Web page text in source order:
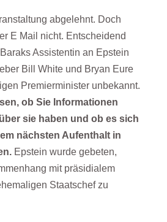
abgelehnt. Doch
E Mail nicht. Entscheidend
Assistentin an Epstein
Bill White und Bryan Eure
Premierminister unbekannt.
ob Sie Informationen
sie haben und ob es sich
nächsten Aufenthalt in
Epstein wurde gebeten,
mit präsidialem
Staatschef zu